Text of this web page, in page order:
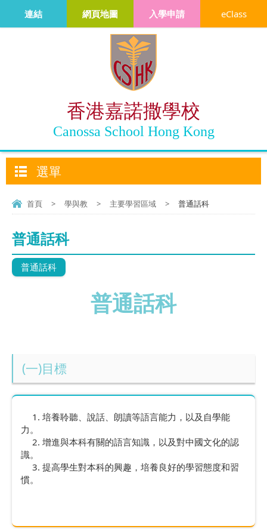
香港嘉諾撒學校
Canossa School Hong Kong
連結 網頁地圖 入學申請 eClass
選單
首頁 > 學與教 > 主要學習區域 > 普通話科
普通話科
普通話科
普通話科
(一)目標
1. 培養聆聽、說話、朗讀等語言能力，以及自學能
力。
2. 增進與本科有關的語言知識，以及對中國文化的認
識。
3. 提高學生對本科的興趣，培養良好的學習態度和習
慣。